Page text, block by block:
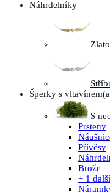
Náhrdelníky
Zlato
Šperky s vltavínem
S
Prsteny
Přívěsy
Brože
+ 1 další